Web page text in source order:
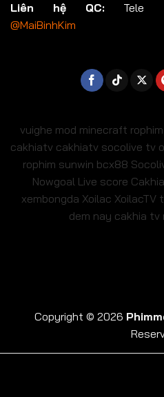
Liên hệ QC: Tele
@MaiBinhKim
vuighe mod minecraft rophim
cakhiatv cakhiatv socolive tv
rophim sunwin bcx88
Nowgoal Live score
xembongda Xoilac XoilacTV
dem nay cakhia tv
Copyright © 2026